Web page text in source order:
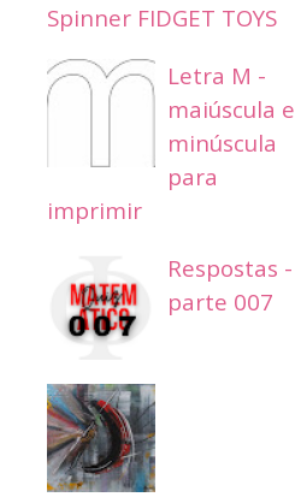
Spinner FIDGET TOYS
Letra M -
maiúscula e
minúscula
para
imprimir
Respostas -
parte 007